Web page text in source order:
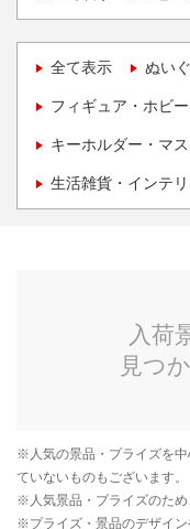
全て表示 ぬい
フィギュア・ホビー
キーホルダー・マ
生活雑貨・インテ